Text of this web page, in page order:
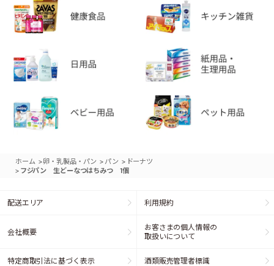
ホーム >卵・乳製品・パン > パン > ドーナツ
> フジパン 生どーなつはちみつ 1個
配送エリア 利用規約
会社概要
お客さまの個人情報の
取扱いについて
特定商取引法に基づく表示 酒類販売管理者標識